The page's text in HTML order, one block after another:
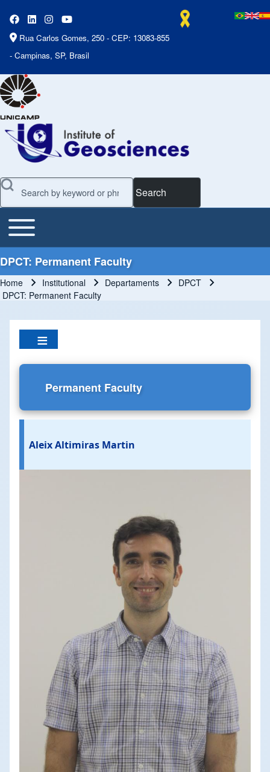
Rua Carlos Gomes, 250 - CEP: 13083-855
- Campinas, SP, Brasil
Search
Main Menu
Toggle main menu
DPCT: Permanent Faculty
Breadcrumb
Home Institutional Departaments
DPCT
DPCT: Permanent Faculty
Permanent Faculty
Aleix Altimiras Martin